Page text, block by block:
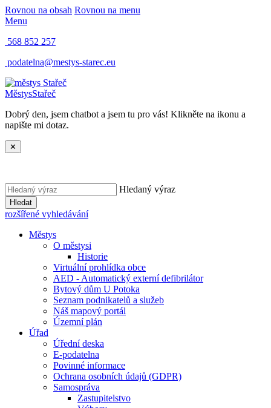
Rovnou na obsah Rovnou na menu
Menu
568 852 257
podatelna@mestys-starec.eu
MěstysStařeč
Dobrý den, jsem chatbot a jsem tu pro vás! Klikněte na ikonu a
napište mi dotaz.
✕
Hledaný výraz
Hledat
rozšířené vyhledávání
Městys
O městysi
Historie
Virtuální prohlídka obce
AED - Automatický externí defibrilátor
Bytový dům U Potoka
Seznam podnikatelů a služeb
Náš mapový portál
Územní plán
Úřad
Úřední deska
E-podatelna
Povinné informace
Ochrana osobních údajů (GDPR)
Samospráva
Zastupitelstvo